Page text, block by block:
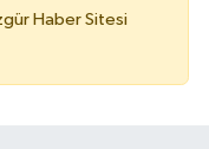
Haber Sitesi